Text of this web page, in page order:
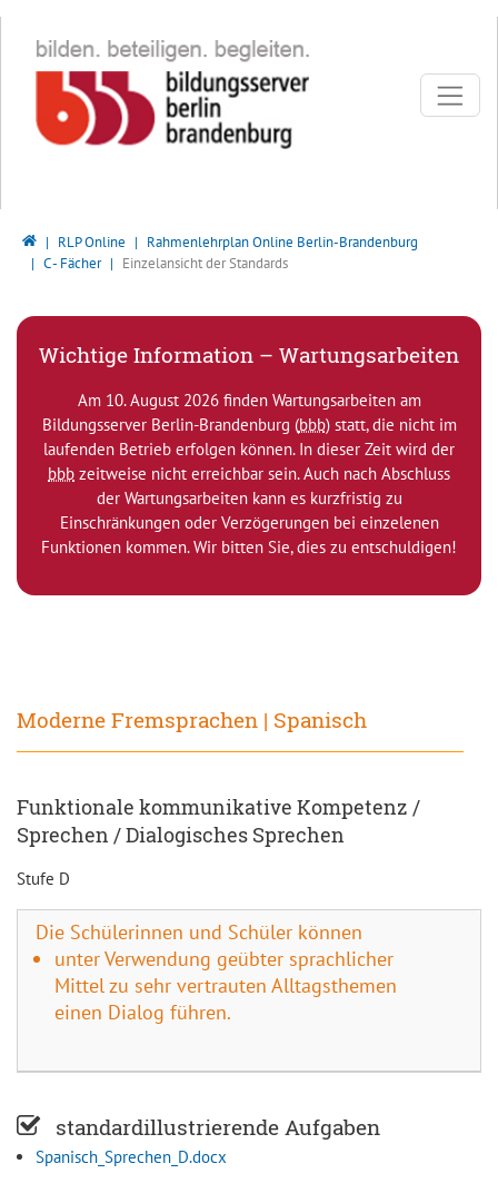
Bildungsserver Berlin - Brandenburg
RLP Online
Rahmenlehrplan Online Berlin-Brandenburg
C - Fächer
Einzelansicht der Standards
Wichtige Information – Wartungsarbeiten
Am 10. August 2026 finden Wartungsarbeiten am
Bildungsserver Berlin-Brandenburg (bbb) statt, die nicht im
laufenden Betrieb erfolgen können. In dieser Zeit wird der
bbb zeitweise nicht erreichbar sein. Auch nach Abschluss
der Wartungsarbeiten kann es kurzfristig zu
Einschränkungen oder Verzögerungen bei einzelenen
Funktionen kommen. Wir bitten Sie, dies zu entschuldigen!
Moderne Fremsprachen | Spanisch
Funktionale kommunikative Kompetenz /
Sprechen / Dialogisches Sprechen
Stufe D
Die Schülerinnen und Schüler können
unter Verwendung geübter sprachlicher
Mittel zu sehr vertrauten Alltagsthemen
einen Dialog führen.
standardillustrierende Aufgaben
Spanisch_Sprechen_D.docx